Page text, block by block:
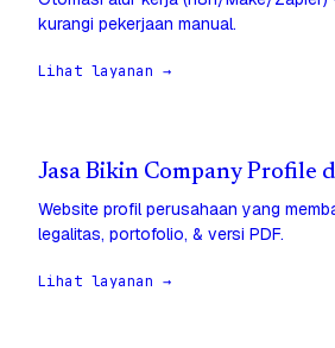
kurangi pekerjaan manual.
Lihat layanan →
Jasa Bikin Company Profile
Website profil perusahaan yang
legalitas, portofolio, & versi PDF.
Lihat layanan →